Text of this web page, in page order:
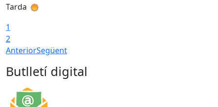
Tarda
1
2
AnteriorSegüent
Butlletí digital